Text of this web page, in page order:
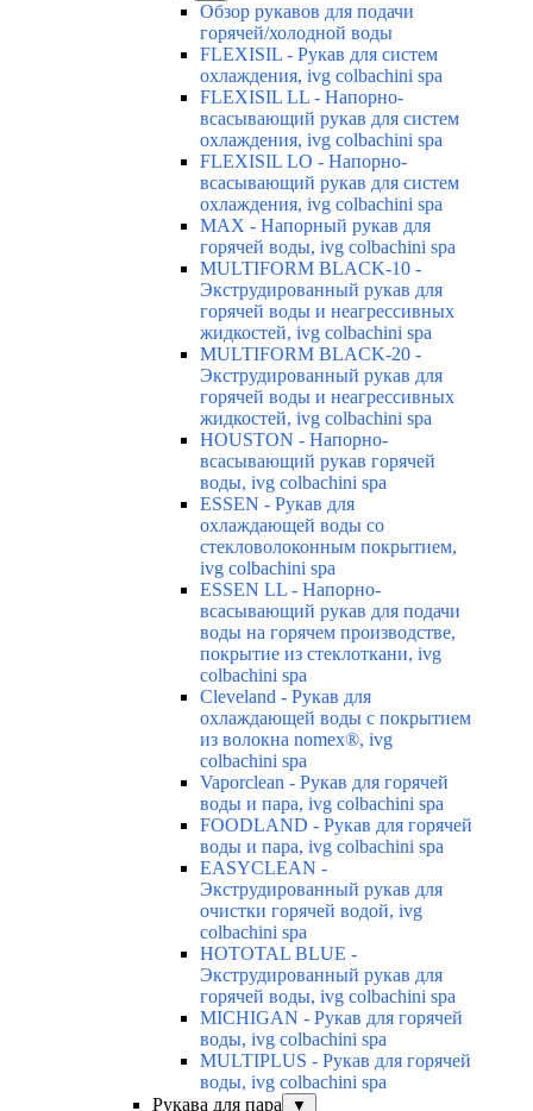
Обзор рукавов для подачи
горячей/холодной воды
FLEXISIL - Рукав для систем
охлаждения, ivg colbachini spa
FLEXISIL LL - Напорно-
всасывающий рукав для систем
охлаждения, ivg colbachini spa
FLEXISIL LO - Напорно-
всасывающий рукав для систем
охлаждения, ivg colbachini spa
MAX - Напорный рукав для
горячей воды, ivg colbachini spa
MULTIFORM BLACK-10 -
Экструдированный рукав для
горячей воды и неагрессивных
жидкостей, ivg colbachini spa
MULTIFORM BLACK-20 -
Экструдированный рукав для
горячей воды и неагрессивных
жидкостей, ivg colbachini spa
HOUSTON - Напорно-
всасывающий рукав горячей
воды, ivg colbachini spa
ESSEN - Рукав для
охлаждающей воды со
стекловолоконным покрытием,
ivg colbachini spa
ESSEN LL - Напорно-
всасывающий рукав для подачи
воды на горячем производстве,
покрытие из стеклоткани, ivg
colbachini spa
Cleveland - Рукав для
охлаждающей воды с покрытием
из волокна nomex®, ivg
colbachini spa
Vaporclean - Рукав для горячей
воды и пара, ivg colbachini spa
FOODLAND - Рукав для горячей
воды и пара, ivg colbachini spa
EASYCLEAN -
Экструдированный рукав для
очистки горячей водой, ivg
colbachini spa
HOTOTAL BLUE -
Экструдированный рукав для
горячей воды, ivg colbachini spa
MICHIGAN - Рукав для горячей
воды, ivg colbachini spa
MULTIPLUS - Рукав для горячей
воды, ivg colbachini spa
Рукава для пара
▼